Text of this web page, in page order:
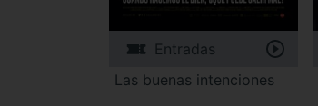
Entradas
Las buenas intenciones